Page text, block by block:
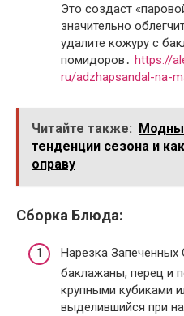
Это создаст
значительно
удалите кожуру с
помидоров․ https://
ru/adzhapsandal-na-
Читайте также:
тенденции сезона и
оправу
Сборка Блюда:
Нарезка
баклажаны, перец и
крупными кубиками
выделившийся при